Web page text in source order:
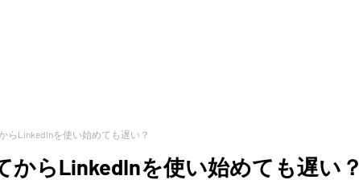
らLinkedInを使い始めても遅い？
からLinkedInを使い始めても遅い？